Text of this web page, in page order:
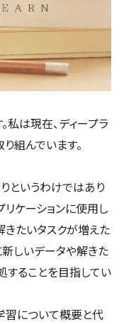
私は現在、ディープラ
組んでいます。
というわけではあり
リケーションに使用し
きたいタスクが増えた
新しいデータや解きた
することを目指してい
について概要と代